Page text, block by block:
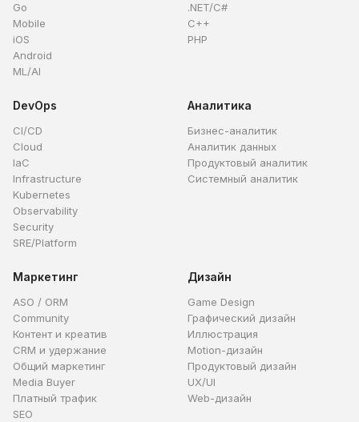
Go
Mobile
iOS
Android
ML/AI
.NET/C#
C++
PHP
DevOps
CI/CD
Cloud
IaC
Infrastructure
Kubernetes
Observability
Security
SRE/Platform
Аналитика
Бизнес-аналитик
Аналитик данных
Продуктовый аналитик
Системный аналитик
Маркетинг
ASO / ORM
Community
Контент и креатив
CRM и удержание
Общий маркетинг
Media Buyer
Платный трафик
SEO
Дизайн
Game Design
Графический дизайн
Иллюстрация
Motion-дизайн
Продуктовый дизайн
UX/UI
Web-дизайн